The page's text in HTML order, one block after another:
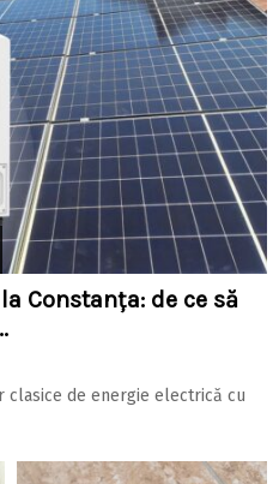
Constanța: de ce să
de energie electrică cu